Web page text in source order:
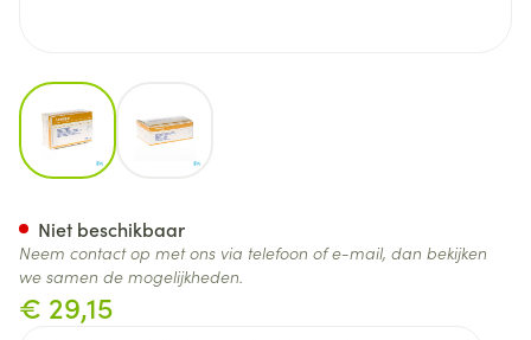
View larger image
€ 29,15
Niet beschikbaar
Neem contact op met ons via telefoon of e-mail, dan bekijken
we samen de mogelijkheden.